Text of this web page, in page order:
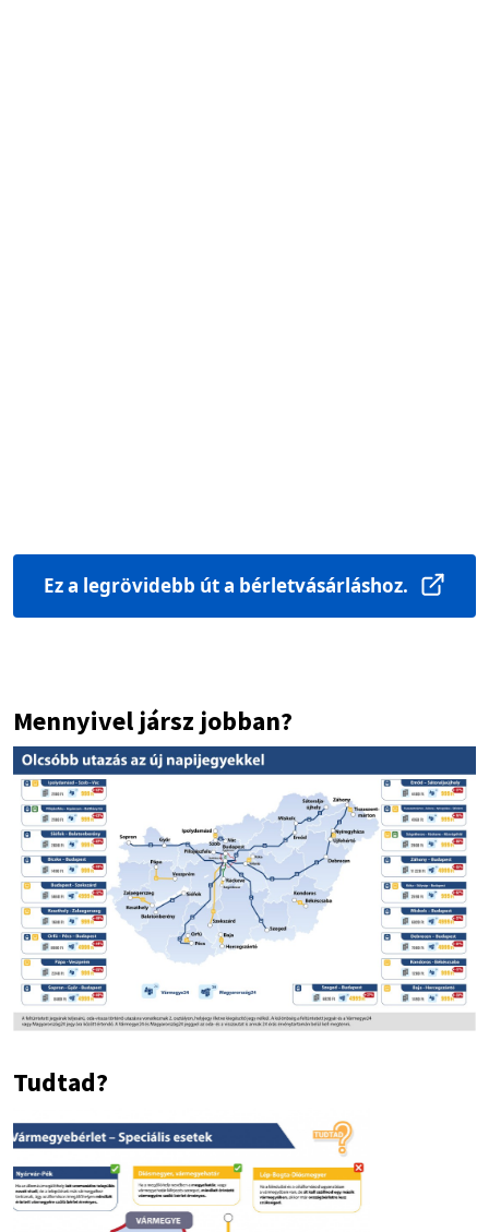
Ez a legrövidebb út a bérletvásárláshoz.
Mennyivel jársz jobban?
Image
Tudtad?
Image